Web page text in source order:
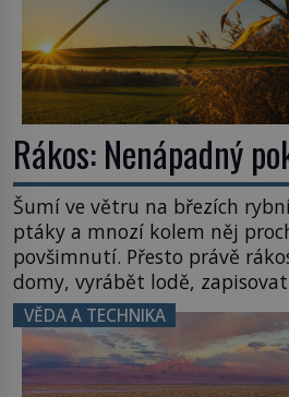
Rákos: Nenápadný
Šumí ve větru na březích
ptáky a mnozí kolem něj
povšimnutí. Přesto právě
domy, vyrábět lodě,
inspiroval řadu pověstí. Tato
užitečná rostlina provází
Většina lidí vnímá rákos jen
letního koupání. Stačí se
VĚDA A TECHNIKA